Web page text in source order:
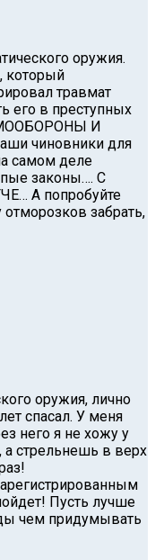
оружия.
который
травмат
его в преступных
И
чиновники для
самом деле
законы…. С
А попробуйте
забрать,
оружия, лично
спасал. У меня
него я не хожу у
а стрельнешь в верх
Пусть лучше
чем придумывать